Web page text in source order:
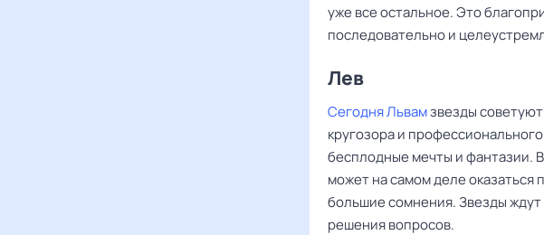
уже все остальное. Это
последовательно и
Лев ‌‌
Сегодня Львамзвезды
кругозора и
бесплодные мечты и фантазии.
может на самом деле оказаться
большие сомнения. Звезды ждут
решения вопросов.